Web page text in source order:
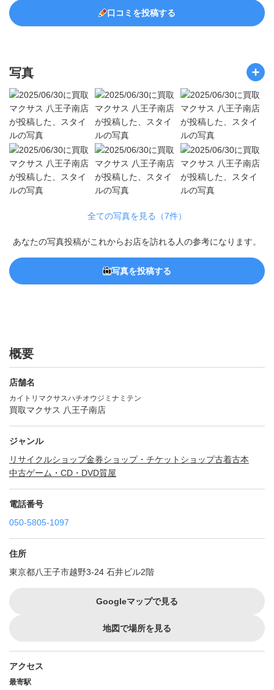
口コミを投稿する
写真
全ての写真を見る（7件）
あなたの写真投稿がこれからお店を訪れる人の参考になります。
写真を投稿する
概要
店舗名
カイトリマクサスハチオウジミナミテン
買取マクサス 八王子南店
ジャンル
リサイクルショップ金券ショップ・チケットショップ古着古本
中古ゲーム・CD・DVD質屋
電話番号
050-5805-1097
住所
東京都八王子市越野3-24 石井ビル2階
Googleマップで見る
地図で場所を見る
アクセス
最寄駅